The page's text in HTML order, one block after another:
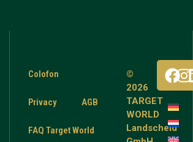
Colofon
Privacy AGB
FAQ Target World
©
2026
TARGET
WORLD
Landscheid